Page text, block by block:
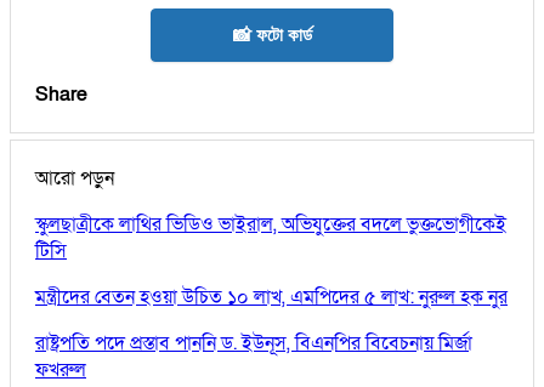
📸 ফটো কার্ড
Share
আরো পড়ুন
স্কুলছাত্রীকে লাথির ভিডিও ভাইরাল, অভিযুক্তের বদলে ভুক্তভোগীকেই
টিসি
মন্ত্রীদের বেতন হওয়া উচিত ১০ লাখ, এমপিদের ৫ লাখ: নুরুল হক নুর
রাষ্ট্রপতি পদে প্রস্তাব পাননি ড. ইউনূস, বিএনপির বিবেচনায় মির্জা
ফখরুল